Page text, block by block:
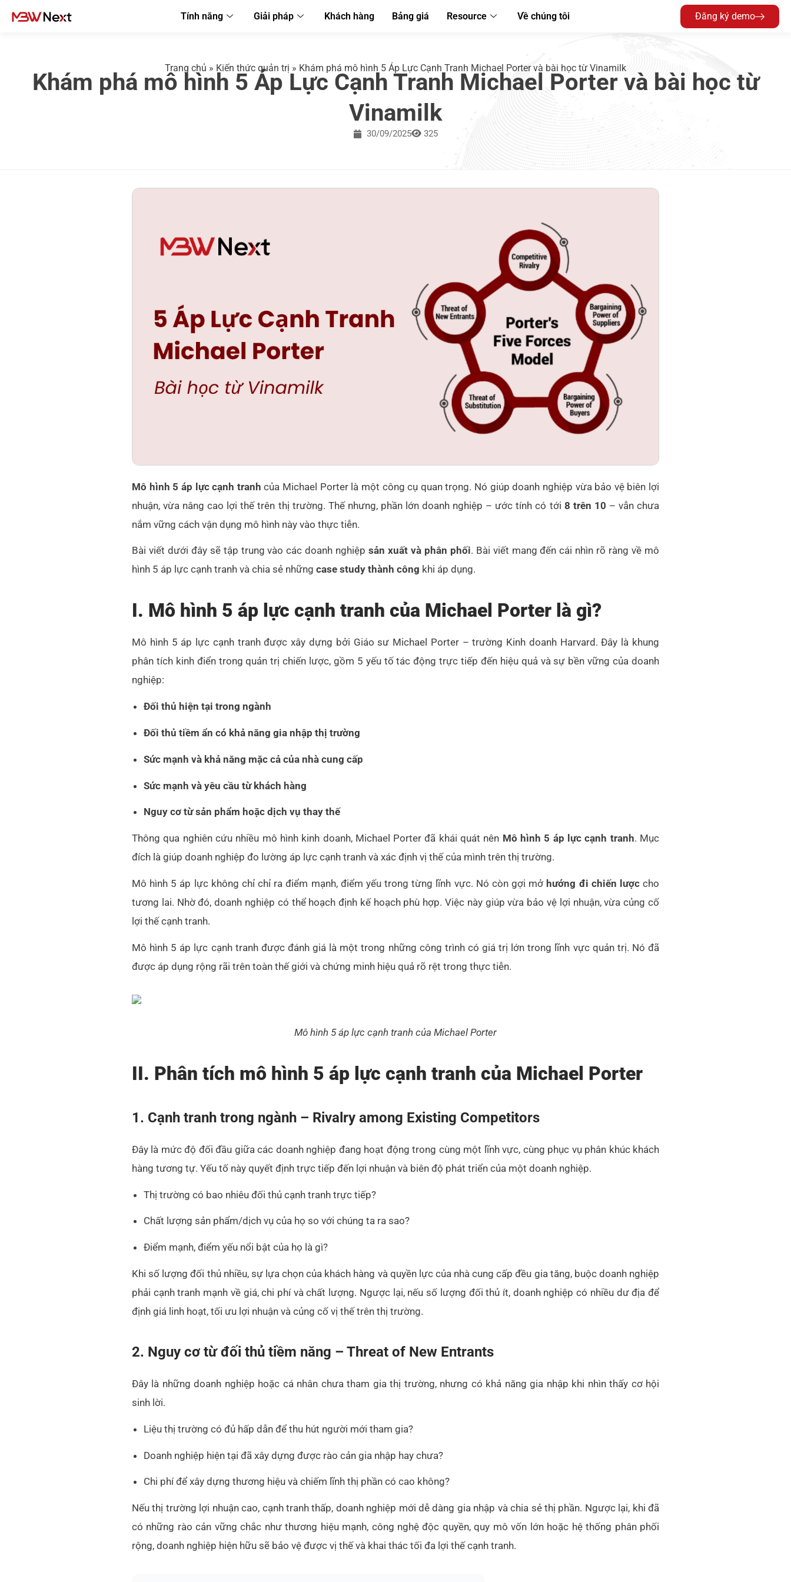
Tính năng Giải pháp Khách hàng Bảng giá Resource Về chúng tôi Đăng ký demo
Trang chủ » Kiến thức quản trị » Khám phá mô hình 5 Áp Lực Cạnh Tranh Michael Porter và bài học từ Vinamilk
Khám phá mô hình 5 Áp Lực Cạnh Tranh Michael Porter và bài học từ
Vinamilk
30/09/2025 325
Mô hình 5 áp lực cạnh tranh của Michael Porter là một công cụ quan trọng. Nó giúp doanh nghiệp vừa bảo vệ biên lợi
nhuận, vừa nâng cao lợi thế trên thị trường. Thế nhưng, phần lớn doanh nghiệp – ước tính có tới 8 trên 10 – vẫn chưa
nắm vững cách vận dụng mô hình này vào thực tiễn.
Bài viết dưới đây sẽ tập trung vào các doanh nghiệpsản xuất và phân phối. Bài viết mang đến cái nhìn rõ ràng về mô
hình 5 áp lực cạnh tranh và chia sẻ những case study thành công khi áp dụng.
I. Mô hình 5 áp lực cạnh tranh của Michael Porter là gì?
Mô hình 5 áp lực cạnh tranh được xây dựng bởi Giáo sư Michael Porter – trường Kinh doanh Harvard. Đây là khung
phân tích kinh điển trong quản trị chiến lược, gồm 5 yếu tố tác động trực tiếp đến hiệu quả và sự bền vững của doanh
nghiệp:
Đối thủ hiện tại trong ngành
Đối thủ tiềm ẩn có khả năng gia nhập thị trường
Sức mạnh và khả năng mặc cả của nhà cung cấp
Sức mạnh và yêu cầu từ khách hàng
Nguy cơ từ sản phẩm hoặc dịch vụ thay thế
Thông qua nghiên cứu nhiều mô hình kinh doanh, Michael Porter đã khái quát nên Mô hình 5 áp lực cạnh tranh. Mục
đích là giúp doanh nghiệp đo lường áp lực cạnh tranh và xác định vị thế của mình trên thị trường.
Mô hình 5 áp lực không chỉ chỉ ra điểm mạnh, điểm yếu trong từng lĩnh vực. Nó còn gợi mởhướng đi chiến lượccho
tương lai. Nhờ đó, doanh nghiệp có thể hoạch định kế hoạch phù hợp. Việc này giúp vừa bảo vệ lợi nhuận, vừa củng cố
lợi thế cạnh tranh.
Mô hình 5 áp lực cạnh tranh được đánh giá là một trong những công trình có giá trị lớn trong lĩnh vực quản trị. Nó đã
được áp dụng rộng rãi trên toàn thế giới và chứng minh hiệu quả rõ rệt trong thực tiễn.
Mô hình 5 áp lực cạnh tranh của Michael Porter
II. Phân tích mô hình 5 áp lực cạnh tranh của Michael Porter
1. Cạnh tranh trong ngành – Rivalry among Existing Competitors
Đây là mức độ đối đầu giữa các doanh nghiệp đang hoạt động trong cùng một lĩnh vực, cùng phục vụ phân khúc khách
hàng tương tự. Yếu tố này quyết định trực tiếp đến lợi nhuận và biên độ phát triển của một doanh nghiệp.
Thị trường có bao nhiêu đối thủ cạnh tranh trực tiếp?
Chất lượng sản phẩm/dịch vụ của họ so với chúng ta ra sao?
Điểm mạnh, điểm yếu nổi bật của họ là gì?
Khi số lượng đối thủ nhiều, sự lựa chọn của khách hàng và quyền lực của nhà cung cấp đều gia tăng, buộc doanh nghiệp
phải cạnh tranh mạnh về giá, chi phí và chất lượng. Ngược lại, nếu số lượng đối thủ ít, doanh nghiệp có nhiều dư địa để
định giá linh hoạt, tối ưu lợi nhuận và củng cố vị thế trên thị trường.
2. Nguy cơ từ đối thủ tiềm năng – Threat of New Entrants
Đây là những doanh nghiệp hoặc cá nhân chưa tham gia thị trường, nhưng có khả năng gia nhập khi nhìn thấy cơ hội
sinh lời.
Liệu thị trường có đủ hấp dẫn để thu hút người mới tham gia?
Doanh nghiệp hiện tại đã xây dựng được rào cản gia nhập hay chưa?
Chi phí để xây dựng thương hiệu và chiếm lĩnh thị phần có cao không?
Nếu thị trường lợi nhuận cao, cạnh tranh thấp, doanh nghiệp mới dễ dàng gia nhập và chia sẻ thị phần. Ngược lại, khi đã
có những rào cản vững chắc như thương hiệu mạnh, công nghệ độc quyền, quy mô vốn lớn hoặc hệ thống phân phối
rộng, doanh nghiệp hiện hữu sẽ bảo vệ được vị thế và khai thác tối đa lợi thế cạnh tranh.